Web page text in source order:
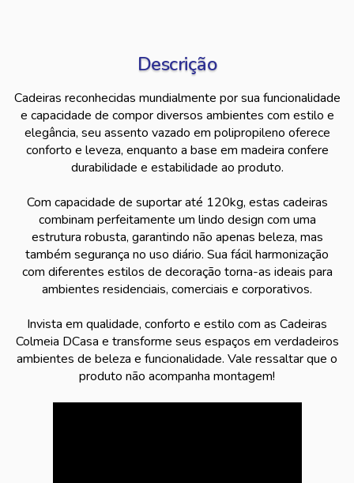
Descrição
Cadeiras reconhecidas mundialmente por sua funcionalidade
e capacidade de compor diversos ambientes com estilo e
elegância, seu assento vazado em polipropileno oferece
conforto e leveza, enquanto a base em madeira confere
durabilidade e estabilidade ao produto.
Com capacidade de suportar até 120kg, estas cadeiras
combinam perfeitamente um lindo design com uma
estrutura robusta, garantindo não apenas beleza, mas
também segurança no uso diário. Sua fácil harmonização
com diferentes estilos de decoração torna-as ideais para
ambientes residenciais, comerciais e corporativos.
Invista em qualidade, conforto e estilo com as Cadeiras
Colmeia DCasa e transforme seus espaços em verdadeiros
ambientes de beleza e funcionalidade. Vale ressaltar que o
produto não acompanha montagem!